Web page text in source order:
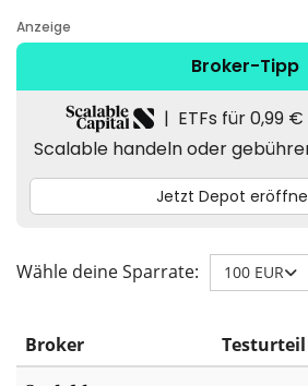
Wähle deine Sparrate: 100 EUR
Broker Testurteil